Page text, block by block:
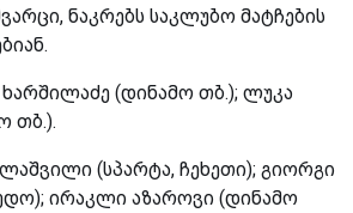
ნაკრებს საკლუბო მატჩების
(დინამო თბ.); ლუკა
თბ.).
(სპარტა, ჩეხეთი); გიორგი
ირაკლი აზაროვი (დინამო